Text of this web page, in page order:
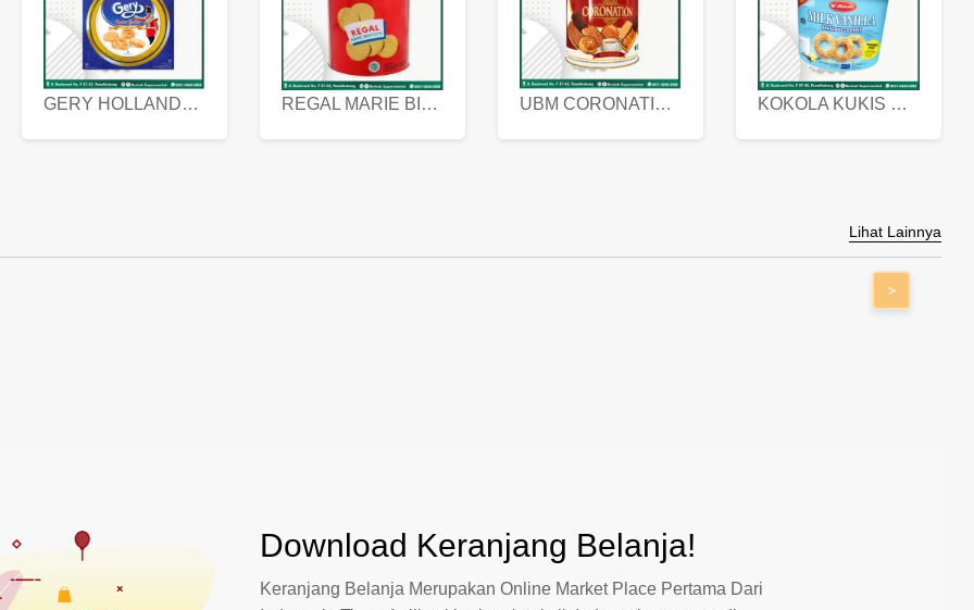
GERY HOLLANDA BUTTER COOKIES 450 GRAM REGAL MARIE BISCUIT KALENG 550 GRAM UBM CORONATION ASSORTED BISKUIT KALENG 450 GRAM KOKOLA KUKIS HYGIENIC MILK VANILLA PACK 320 GR
Lihat Lainnya
>
Download Keranjang Belanja!
Keranjang Belanja Merupakan Online Market Place Pertama Dari